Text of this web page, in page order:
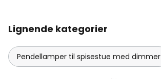
Lignende kategorier
Pendellamper til spisestue med dimmer